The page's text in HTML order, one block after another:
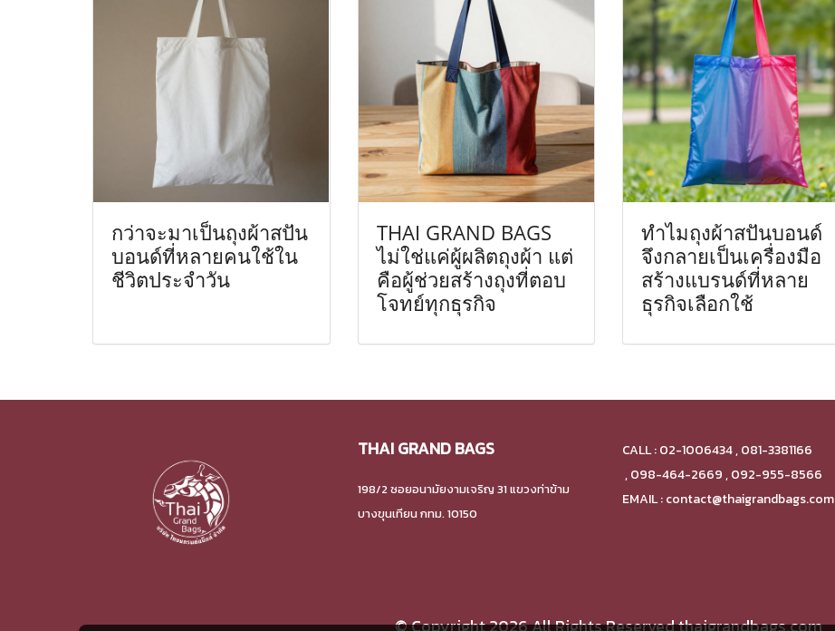
กว่าจะมาเป็นถุงผ้าสปัน
บอนด์ที่หลายคนใช้ใน
ชีวิตประจำวัน
THAI GRAND BAGS
ไม่ใช่แค่ผู้ผลิตถุงผ้า แต่
คือผู้ช่วยสร้างถุงที่ตอบ
โจทย์ทุกธุรกิจ
ทำไมถุงผ้าสปันบอนด์
จึงกลายเป็นเครื่องมือ
สร้างแบรนด์ที่หลาย
ธุรกิจเลือกใช้
THAI GRAND BAGS
198/2 ซอยอนามัยงามเจริญ 31 แขวงท่าข้าม
บางขุนเทียน กทม. 10150
CALL : 02-1006434 , 081-3381166
,098-464-2669 , 092-955-8566
EMAIL : contact@thaigrandbags.com
© Copyright 2026 All Rights Reserved thaigrandbags.com